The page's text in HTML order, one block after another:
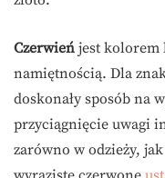
Czerwień jest kolorem
namiętnością. Dla
doskonały sposób na
przyciągnięcie uwagi
zarówno w odzieży,